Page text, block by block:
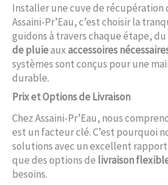
Installer une cuve de récupération
Assaini-Pr’Eau, c’est choisir la
guidons à travers chaque étape, du
de pluieauxaccessoires
systèmes sont conçus pour une
durable.
Prix et Options de Livraison
Chez Assaini-Pr’Eau, nous
est un facteur clé. C’est pourquoi
solutions avec un excellent rapport
que des options de livraison
besoins.